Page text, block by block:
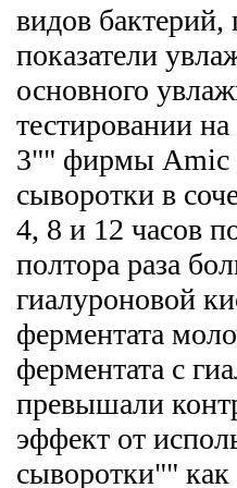
видов бактерий,
показатели
основного
тестировании
3"" фирмы Amic
сыворотки в
4, 8 и 12 часов
полтора раза
гиалуроновой
ферментата
ферментата с
превышали
эффект от
сыворотки""